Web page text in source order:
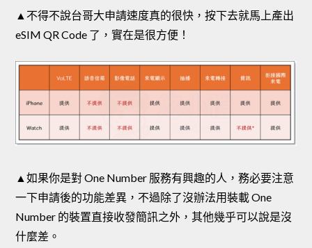
▲不得不說台哥大申請速度真的很快，按下去就馬上產出
eSIM QR Code 了，實在是很方便！
▲如果你是對 One Number 服務有興趣的人，務必要注意
一下申請後的功能差異，不過除了沒辦法用裝載 One
Number 的裝置直接收發簡訊之外，其他幾乎可以說是沒
什麼差。